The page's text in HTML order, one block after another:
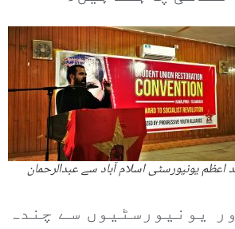
اعظم یونیورسٹی اسلام آباد سے عبدالرحمان
یونیورسٹیوں سے چندہ